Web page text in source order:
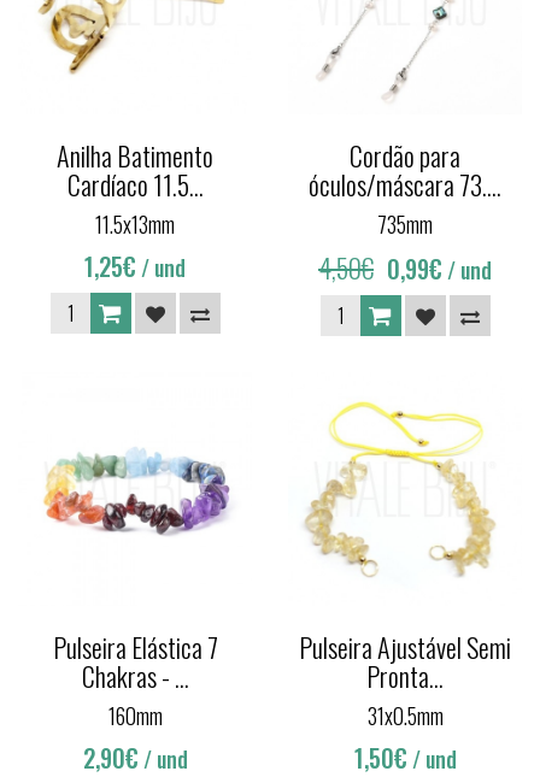
Anilha Batimento
Cardíaco 11.5...
11.5x13mm
1,25€ / und
Cordão para
óculos/máscara 73....
735mm
4,50€ 0,99€ / und
Pulseira Elástica 7
Chakras - ...
160mm
2,90€ / und
Pulseira Ajustável Semi
Pronta...
31x0.5mm
1,50€ / und